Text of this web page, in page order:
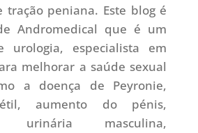
tração peniana. Este blog é
Andromedical que é um
urologia, especialista em
melhorar a saúde sexual
a doença de Peyronie,
aumento do pénis,
urinária masculina,